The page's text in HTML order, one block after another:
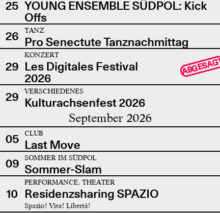
25 YOUNG ENSEMBLE SÜDPOL: Kick
Offs
26
TANZ
Pro Senectute Tanznachmittag
29
KONZERT
Les Digitales Festival
2026
29 VERSCHIEDENES
Kulturachsenfest 2026
September 2026
05 CLUB
Last Move
09
SOMMER IM SÜDPOL
Sommer-Slam
10
PERFORMANCE, THEATER
Residenzsharing SPAZIO
Spazio! Vita! Libertà!